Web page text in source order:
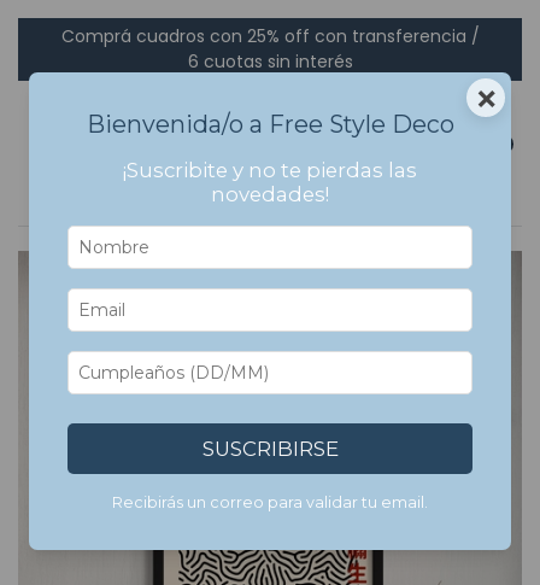
Comprá cuadros con 25% off con transferencia /
6 cuotas sin interés
×
Bienvenida/o a Free Style Deco
¡Suscribite y no te pierdas las
novedades!
SUSCRIBIRSE
Recibirás un correo para validar tu email.